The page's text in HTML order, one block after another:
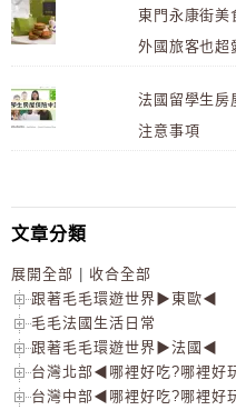
東門永康街美
外國旅客也超
法國留學生房
注意事項
文章分類
展開全部
收合全部
跟著毛毛環遊世界▶東歐◀
毛毛法國生活日常
跟著毛毛環遊世界▶法國◀
台灣北部◀哪裡好吃?哪裡好
台灣中部◀哪裡好吃?哪裡好